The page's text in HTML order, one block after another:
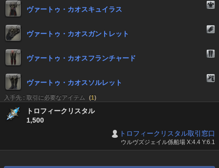
ヴァートゥ・カオスキュイラス
ヴァートゥ・カオスガントレット
ヴァートゥ・カオスフランチャード
ヴァートゥ・カオスソルレット
入手先 : 取引に必要なアイテム (1)
トロフィークリスタル
1,500
トロフィークリスタル取引窓口
ウルヴズジェイル係船場 X:4.4 Y:6.1